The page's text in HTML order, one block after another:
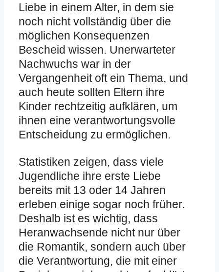
Liebe in einem Alter, in dem sie
noch nicht vollständig über die
möglichen Konsequenzen
Bescheid wissen. Unerwarteter
Nachwuchs war in der
Vergangenheit oft ein Thema, und
auch heute sollten Eltern ihre
Kinder rechtzeitig aufklären, um
ihnen eine verantwortungsvolle
Entscheidung zu ermöglichen.
Statistiken zeigen, dass viele
Jugendliche ihre erste Liebe
bereits mit 13 oder 14 Jahren
erleben einige sogar noch früher.
Deshalb ist es wichtig, dass
Heranwachsende nicht nur über
die Romantik, sondern auch über
die Verantwortung, die mit einer